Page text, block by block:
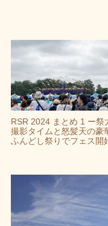
RSR 2024 まとめ 1 ー祭
撮影タイムと怒髪天の豪
ふんどし祭りでフェス開